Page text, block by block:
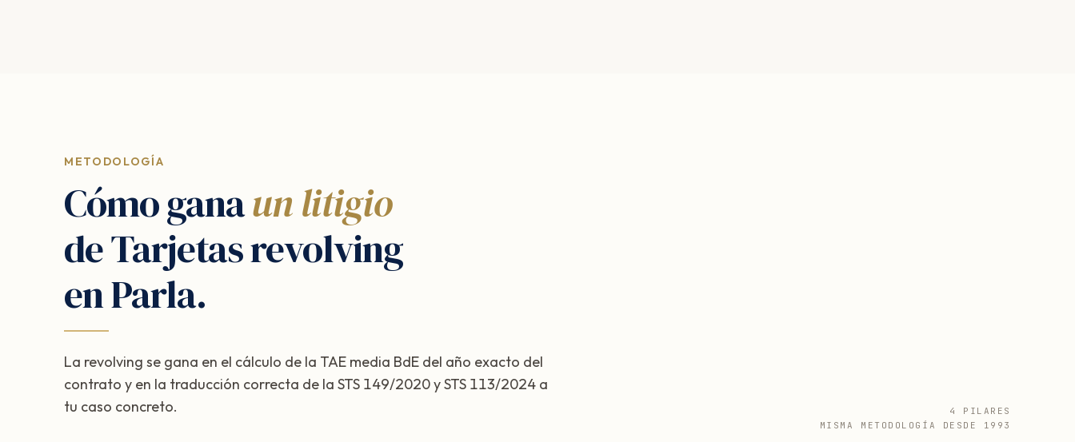
METODOLOGÍA
Cómo ganaun litigio
de Tarjetas revolving
en Parla.
La revolving se gana en el cálculo de la TAE media BdE del año exacto del
contrato y en la traducción correcta de la STS 149/2020 y STS 113/2024 a
tu caso concreto.
4 PILARES
MISMA METODOLOGÍA DESDE 1993